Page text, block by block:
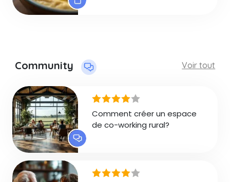
Community Voir tout
Comment créer un espace
de co-working rural?